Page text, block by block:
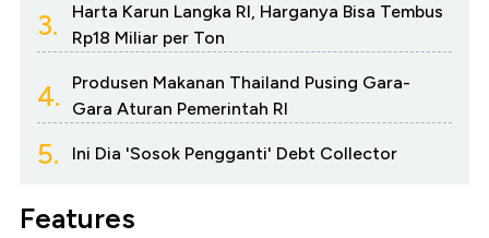
3.
Harta Karun Langka RI, Harganya Bisa Tembus
Rp18 Miliar per Ton
4.
Produsen Makanan Thailand Pusing Gara-
Gara Aturan Pemerintah RI
5. Ini Dia 'Sosok Pengganti' Debt Collector
Features